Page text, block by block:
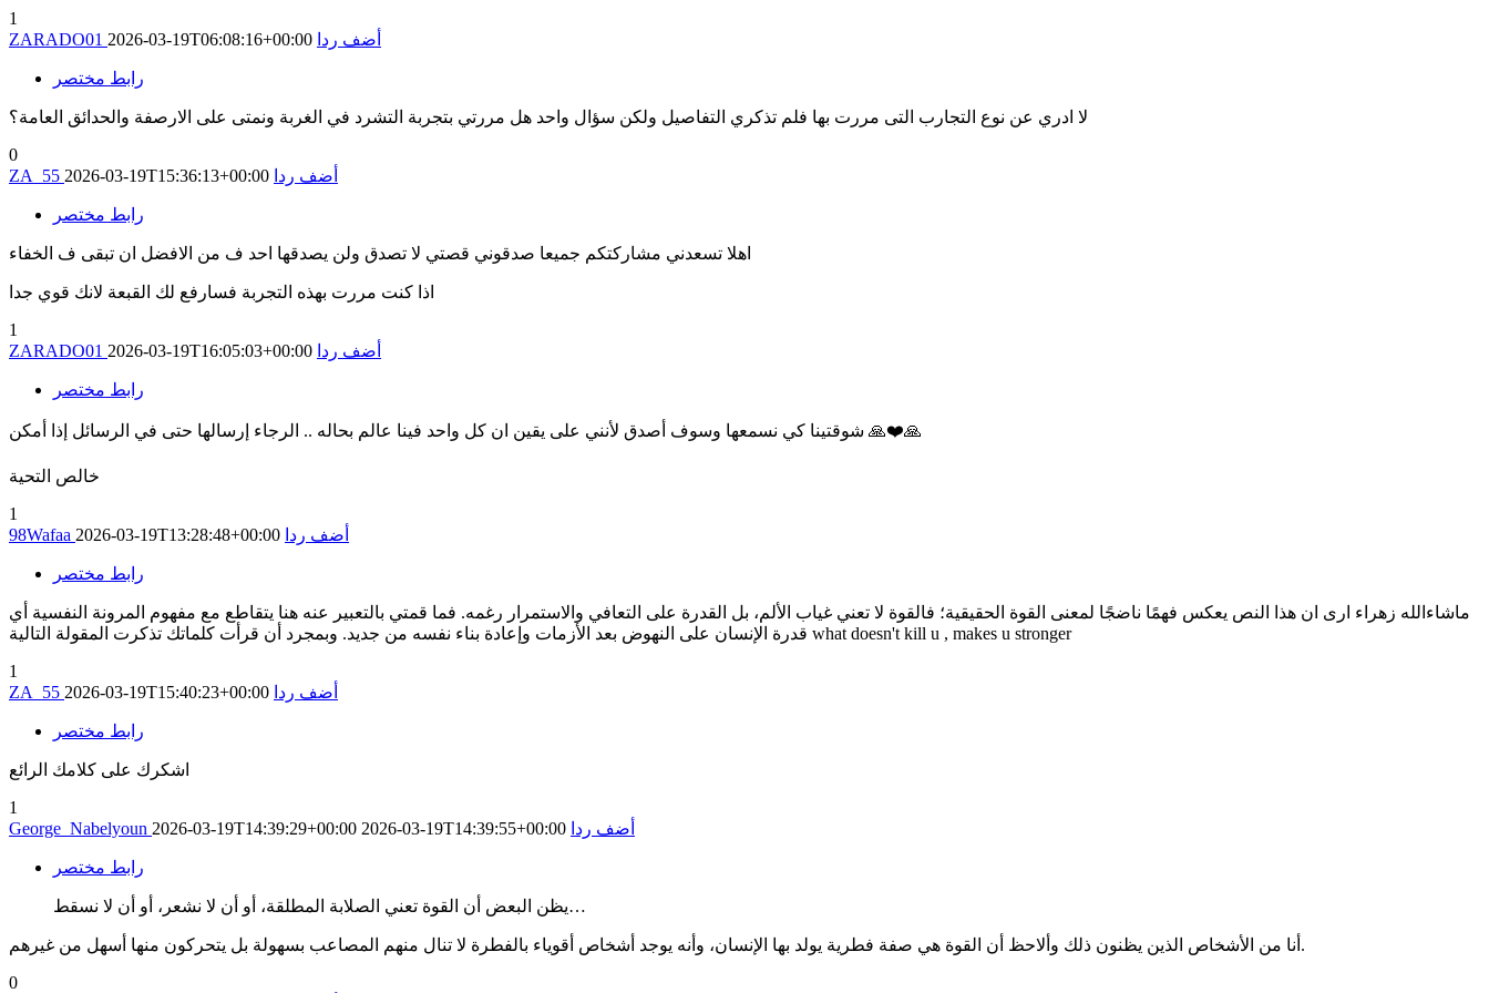
1
ZARADO01 2026-03-19T06:08:16+00:00 أضف ردا
رابط مختصر
لا ادري عن نوع التجارب التى مررت بها فلم تذكري التفاصيل ولكن سؤال واحد هل مررتي بتجربة التشرد في الغربة ونمتى على الارصفة والحدائق العامة؟
0
ZA_55 2026-03-19T15:36:13+00:00 أضف ردا
رابط مختصر
اهلا تسعدني مشاركتكم جميعا صدقوني قصتي لا تصدق ولن يصدقها احد ف من الافضل ان تبقى ف الخفاء
اذا كنت مررت بهذه التجربة فسارفع لك القبعة لانك قوي جدا
1
ZARADO01 2026-03-19T16:05:03+00:00 أضف ردا
رابط مختصر
شوقتينا كي نسمعها وسوف أصدق لأنني على يقين ان كل واحد فينا عالم بحاله .. الرجاء إرسالها حتى في الرسائل إذا أمكن 🙏❤️🙏
خالص التحية
1
98Wafaa 2026-03-19T13:28:48+00:00 أضف ردا
رابط مختصر
ماشاءالله زهراء ارى ان هذا النص يعكس فهمًا ناضجًا لمعنى القوة الحقيقية؛ فالقوة لا تعني غياب الألم، بل القدرة على التعافي والاستمرار رغمه. فما قمتي بالتعبير عنه هنا يتقاطع مع مفهوم المرونة النفسية أي
قدرة الإنسان على النهوض بعد الأزمات وإعادة بناء نفسه من جديد. وبمجرد أن قرأت كلماتك تذكرت المقولة التالية what doesn't kill u , makes u stronger
1
ZA_55 2026-03-19T15:40:23+00:00 أضف ردا
رابط مختصر
اشكرك على كلامك الرائع
1
George_Nabelyoun 2026-03-19T14:39:29+00:00 2026-03-19T14:39:55+00:00 أضف ردا
رابط مختصر
يظن البعض أن القوة تعني الصلابة المطلقة، أو أن لا نشعر، أو أن لا نسقط…
أنا من الأشخاص الذين يظنون ذلك وألاحظ أن القوة هي صفة فطرية يولد بها الإنسان، وأنه يوجد أشخاص أقوياء بالفطرة لا تنال منهم المصاعب بسهولة بل يتحركون منها أسهل من غيرهم.
0